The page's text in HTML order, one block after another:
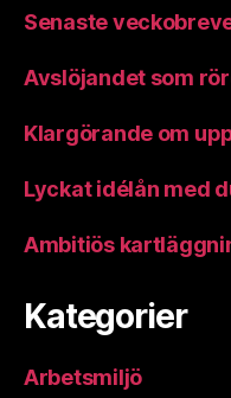
Senaste
Avslöjandet som
Klargörande om
Lyckat idélån med
Ambitiös
Kategorier
Arbetsmiljö